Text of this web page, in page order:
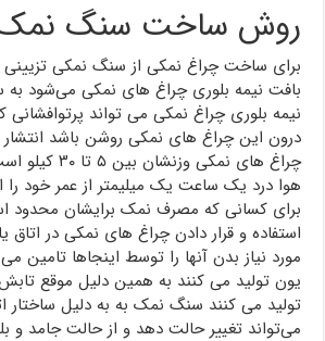
روش ساخت سنگ نمک
برای ساخت چراغ نمکی از سنگ نمکی
بافت نیمه بلوری چراغ های نمکی می‌شود
نیمه بلوری چراغ نمکی می تواند پرتوافشانی
درون این چراغ های نمکی روشن باشد
چراغ های نمکی
هوا درد یک ساعت یک میلیمتر از عمر خود
برای کسانی که مصرف نمک برایشان
استفاده و قرار دادن چراغ های نمکی در
مورد نیاز بدن آنها را توسط اینجاها تامین
‏یون تولید می کنند به همین دلیل موقع
تولید می کنند سنگ نمک به به دلیل
می‌تواند تغییر حالت دهد و از حالت جامد و